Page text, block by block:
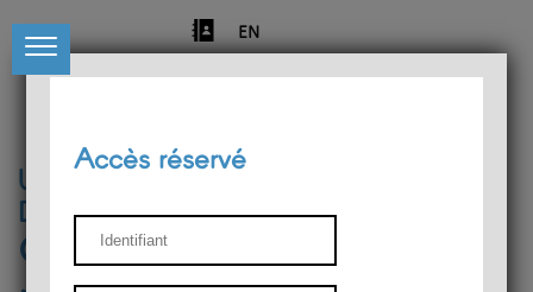
EN
Université de Liège
Département de philosophie
Centre de recherches
Accès réservé